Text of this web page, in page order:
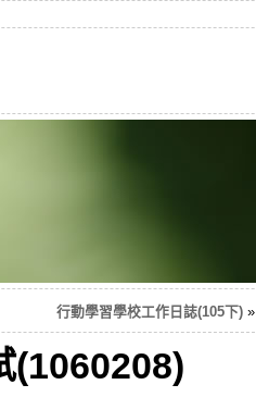
行動學習學校工作日誌(105下)»
(1060208)